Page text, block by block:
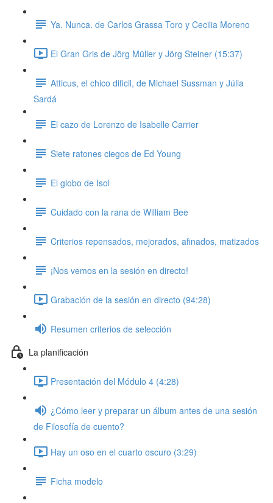
Ya. Nunca. de Carlos Grassa Toro y Cecilia Moreno
El Gran Gris de Jörg Müller y Jörg Steiner (15:37)
Atticus, el chico dificil, de Michael Sussman y Júlia
Sardá
El cazo de Lorenzo de Isabelle Carrier
Siete ratones ciegos de Ed Young
El globo de Isol
Cuidado con la rana de William Bee
Criterios repensados, mejorados, afinados, matizados
¡Nos vemos en la sesión en directo!
Grabación de la sesión en directo (94:28)
Resumen criterios de selección
La planificación
Presentación del Módulo 4 (4:28)
¿Cómo leer y preparar un álbum antes de una sesión
de Filosofía de cuento?
Hay un oso en el cuarto oscuro (3:29)
Ficha modelo